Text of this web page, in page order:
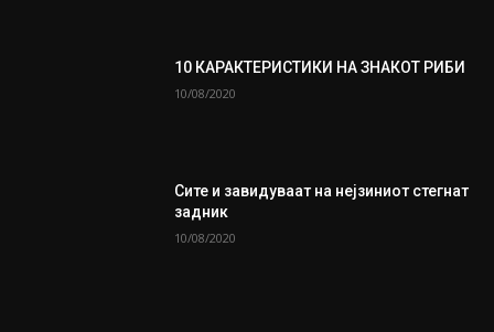
10 КАРАКТЕРИСТИКИ НА ЗНАКОТ РИБИ
10/08/2020
Сите и завидуваат на нејзиниот стегнат
задник
10/08/2020